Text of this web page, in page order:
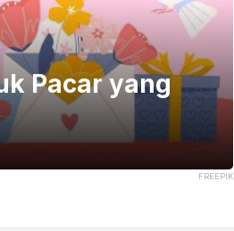
FREEPIK
Pacar yang